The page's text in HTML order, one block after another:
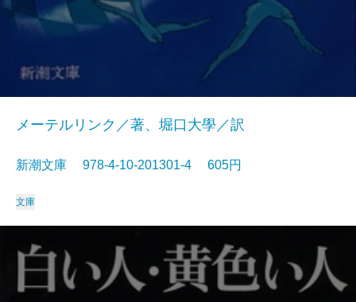
メーテルリンク／著、堀口大學／訳
新潮文庫 978-4-10-201301-4 605円
文庫